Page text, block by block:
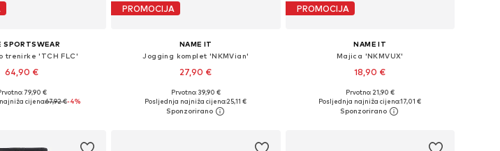
SPORTSWEAR
trenirke 'TCH FLC'
64,90 €
u više veličina
79,90 €
cijena:67,92 €-4%
PROMOCIJA
NAME IT
Jogging komplet 'NKMVian'
27,90 €
Dostupno u više veličina
Dodaj u košaricu
Prvotno: 39,90 €
Posljednja najniža cijena:25,11 €
PROMOCIJA
NAME IT
Majica 'NKMVUX'
18,90 €
Dodaj u košaricu
Prvotno: 21,90 €
Posljednja najniža cijena:17,01 €